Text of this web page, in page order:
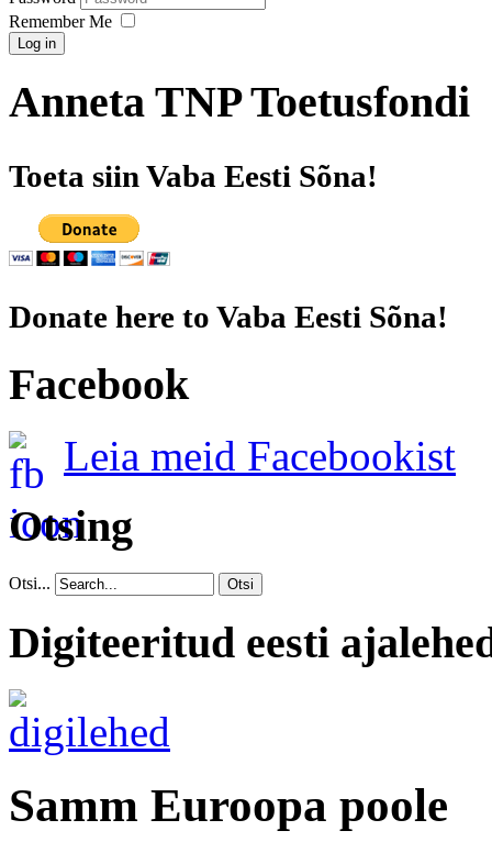
Remember Me
Log in
Anneta TNP Toetusfondi
Toeta siin Vaba Eesti Sõna!
Donate here to Vaba Eesti Sõna!
Facebook
Leia meid Facebookist
Otsing
Otsi... Otsi
Digiteeritud eesti
Samm Euroopa poole